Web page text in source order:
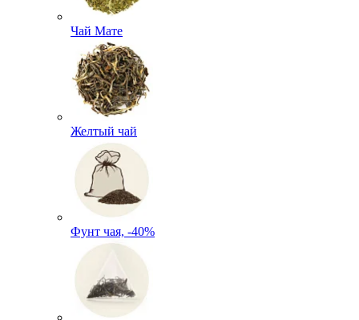
Чай Мате
Желтый чай
Фунт чая, -40%